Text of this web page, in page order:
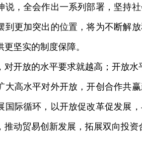
说，全会作出一系列部署，坚持
到更加突出的位置，将为不断解
坚实的制度保障。
放的水平要求就越高；开放水
高水平对外开放，开创合作共赢
国际循环，以开放促改革促发展
动贸易创新发展，拓展双向投资